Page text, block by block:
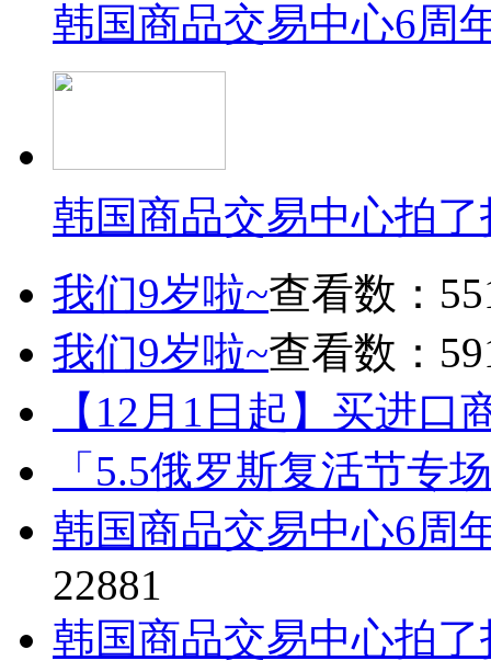
韩国商品交易中心6周
韩国商品交易中心拍
我们9岁啦~查看数：
我们9岁啦~查看数：
【12月1日起】买进口
「5.5俄罗斯复活节专
韩国商品交易中心6周
22881
韩国商品交易中心拍